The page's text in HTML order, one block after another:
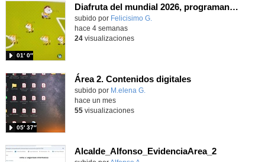
Diafruta del mundial 2026, programando con Scratch un juego de regates para el partido España contra Portugal
Contenido educativo.
subido por Felicisimo G.
01′ 0″
hace 4 semanas
24visualizaciones
Área 2. Contenidos digitales
Contenido educativo.
subido por M.elena G.
05′ 37″
hace un mes
55visualizaciones
Alcalde_Alfonso_EvidenciaArea_2